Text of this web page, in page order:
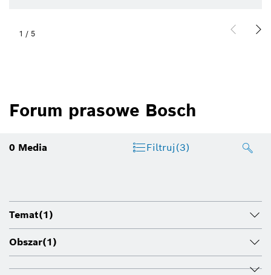
1 / 5
Forum prasowe Bosch
0 Media Filtruj(3)
Temat(1)
Obszar(1)